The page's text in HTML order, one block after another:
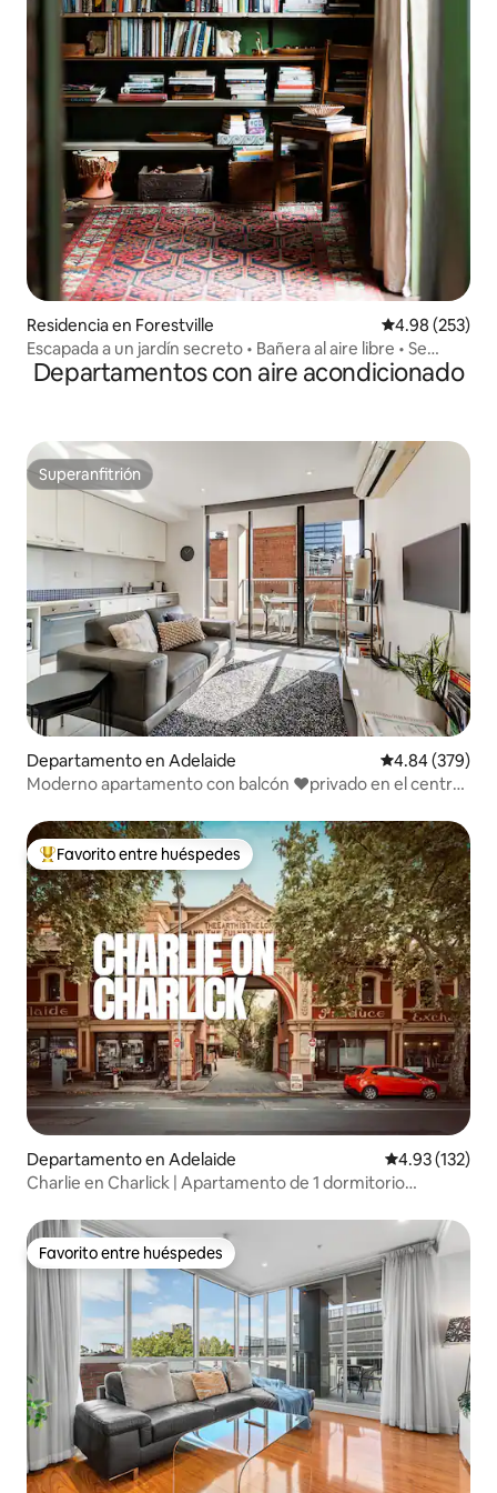
Residencia en Forestville Calificación
4.98 (253)
Escapada a un jardín secreto • Bañera al aire libre • Se
admiten mascotas
Departamentos con aire acondicionado
Superanfitrión
Superanfitrión
Departamento en Adelaide Calificación
4.84 (379)
Moderno apartamento con balcón ❤privado en el centro
De los mejores en Favorito entre huéspedes
Favorito entre huéspedes
Departamento en Adelaide Calificación
4.93 (132)
Charlie en Charlick | Apartamento de 1 dormitorio
Favorito entre huéspedes
Favorito entre huéspedes